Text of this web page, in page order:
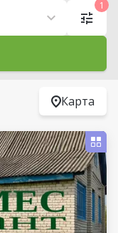
1
Карта